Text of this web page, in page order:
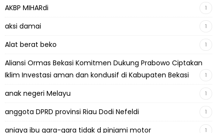
AKBP MIHARdi 1
aksi damai 1
Alat berat beko 1
Aliansi Ormas Bekasi Komitmen Dukung Prabowo Ciptakan
Iklim Investasi aman dan kondusif di Kabupaten Bekasi
1
anak negeri Melayu 1
anggota DPRD provinsi Riau Dodi Nefeldi 1
aniaya ibu gara-gara tidak d pinjami motor 1